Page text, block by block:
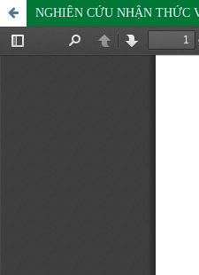
NGHIÊN CỨU NHẬN THỨC